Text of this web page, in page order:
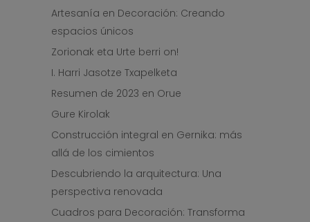
Artesanía en Decoración: Creando
espacios únicos
Zorionak eta Urte berri on!
I. Harri Jasotze Txapelketa
Resumen de 2023 en Orue
Gure Kirolak
Construcción integral en Gernika: más
allá de los cimientos
Descubriendo la arquitectura: Una
perspectiva renovada
Cuadros para Decoración: Transforma